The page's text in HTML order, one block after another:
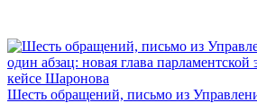
Шесть обращений, письмо из